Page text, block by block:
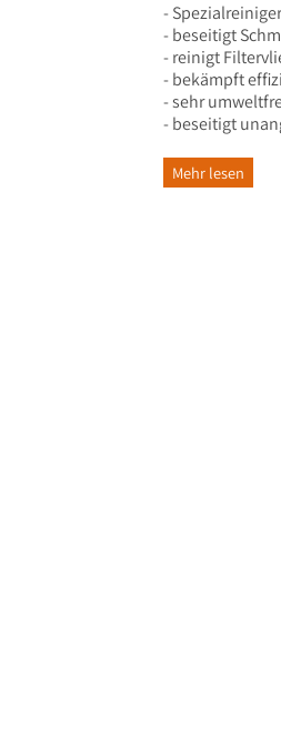
-
- beseitigt
- reinigt
- bekämpft
- sehr
- beseitigt
Mehr lesen